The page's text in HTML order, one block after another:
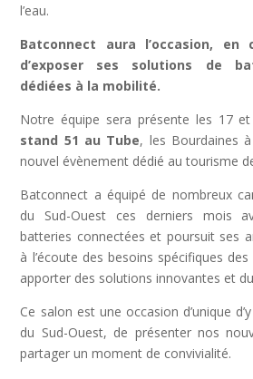
l’eau.
Batconnect aura l’occasion, en
d’exposer ses solutions de
dédiées à la mobilité.
Notre équipe sera présente les 17
stand 51 au Tube, les Bourdaines
nouvel évènement dédié au tourisme
Batconnect a équipé de nombreux
du Sud-Ouest ces derniers mois
batteries connectées et poursuit ses
à l’écoute des besoins spécifiques
apporter des solutions innovantes et
Ce salon est une occasion d’unique
du Sud-Ouest, de présenter nos
partager un moment de convivialité.